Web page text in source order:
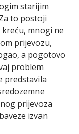
starijim
to postoji
mnogi ne
prijevozu,
a pogotovo
problem
predstavila
prijevoza
izvan